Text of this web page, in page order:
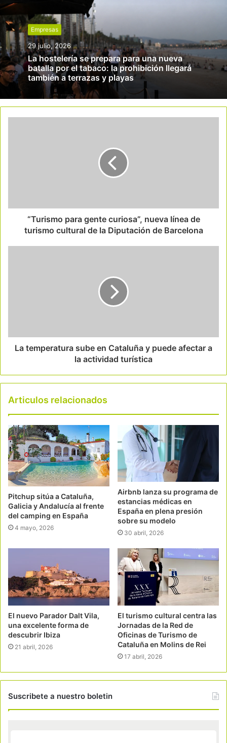
Empresas
29 julio, 2026
La hostelería se prepara para una nueva
batalla por el tabaco: la prohibición llegará
también a terrazas y playas
“Turismo para gente curiosa”, nueva línea de
turismo cultural de la Diputación de Barcelona
La temperatura sube en Cataluña y puede afectar a
la actividad turística
Articulos relacionados
Pitchup sitúa a Cataluña,
Galicia y Andalucía al frente
del camping en España
4 mayo, 2026
Airbnb lanza su programa de
estancias médicas en
España en plena presión
sobre su modelo
30 abril, 2026
El nuevo Parador Dalt Vila,
una excelente forma de
descubrir Ibiza
21 abril, 2026
El turismo cultural centra las
Jornadas de la Red de
Oficinas de Turismo de
Cataluña en Molins de Rei
17 abril, 2026
Suscribete a nuestro boletin